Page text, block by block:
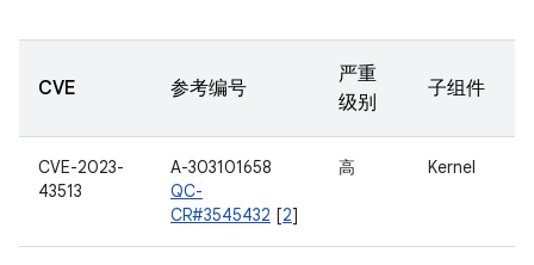
CVE 参考编号
严重
级别
子组件
CVE-2023-
43513
A-303101658
QC-
CR#3545432 [2]
高 Kernel